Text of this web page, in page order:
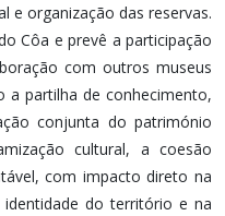
e organização das reservas.
Côa e prevê a participação
com outros museus
partilha de conhecimento,
conjunta do património
cultural, a coesão
com impacto direto na
do território e na